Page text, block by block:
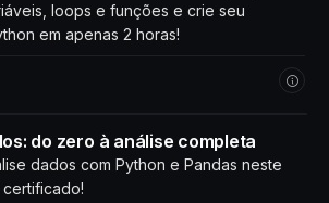
loops e funções e crie seu
em apenas 2 horas!
do zero à análise completa
dados com Python e Pandas neste